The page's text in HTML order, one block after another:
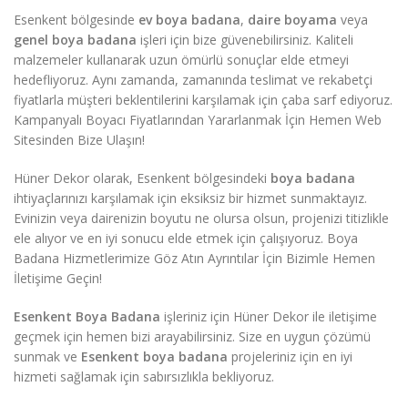
Esenkent bölgesinde ev boya badana, daire boyama veya
genel boya badana işleri için bize güvenebilirsiniz. Kaliteli
malzemeler kullanarak uzun ömürlü sonuçlar elde etmeyi
hedefliyoruz. Aynı zamanda, zamanında teslimat ve rekabetçi
fiyatlarla müşteri beklentilerini karşılamak için çaba sarf ediyoruz.
Kampanyalı Boyacı Fiyatlarından Yararlanmak İçin Hemen Web
Sitesinden Bize Ulaşın!
Hüner Dekor olarak, Esenkent bölgesindeki boya badana
ihtiyaçlarınızı karşılamak için eksiksiz bir hizmet sunmaktayız.
Evinizin veya dairenizin boyutu ne olursa olsun, projenizi titizlikle
ele alıyor ve en iyi sonucu elde etmek için çalışıyoruz. Boya
Badana Hizmetlerimize Göz Atın Ayrıntılar İçin Bizimle Hemen
İletişime Geçin!
Esenkent Boya Badana işleriniz için Hüner Dekor ile iletişime
geçmek için hemen bizi arayabilirsiniz. Size en uygun çözümü
sunmak ve Esenkent boya badana projeleriniz için en iyi
hizmeti sağlamak için sabırsızlıkla bekliyoruz.